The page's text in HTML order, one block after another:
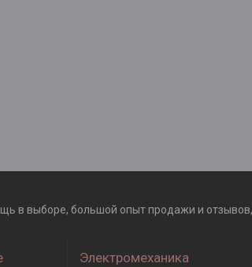
в выборе, большой опыт продажи и
Электромеханика